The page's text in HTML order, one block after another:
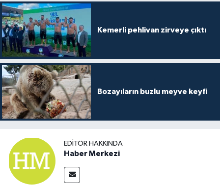
Kemerli pehlivan zirveye çıktı
Bozayıların buzlu meyve keyfi
EDITÖR HAKKINDA
Haber Merkezi